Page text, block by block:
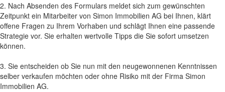
2. Nach Absenden des Formulars meldet sich zum gewünschten
Zeitpunkt ein Mitarbeiter von Simon Immobilien AG bei Ihnen, klärt
offene Fragen zu Ihrem Vorhaben und schlägt Ihnen eine passende
Strategie vor. Sie erhalten wertvolle Tipps die Sie sofort umsetzen
können.
3. Sie entscheiden ob Sie nun mit den neugewonnenen Kenntnissen
selber verkaufen möchten oder ohne Risiko mit der Firma Simon
Immobilien AG.